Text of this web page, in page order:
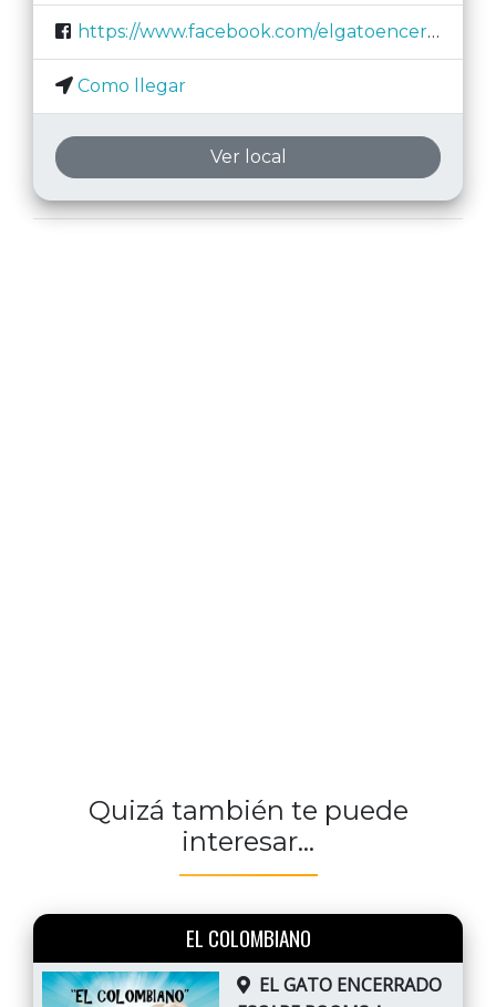
https://www.facebook.com/elgatoencerrado.escaperoom.sevilla/
Como llegar
Ver local
Quizá también te puede
interesar...
EL COLOMBIANO
EL GATO ENCERRADO